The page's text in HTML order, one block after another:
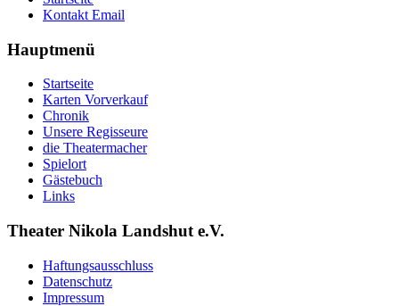
Kontakt Email
Hauptmenü
Startseite
Karten Vorverkauf
Chronik
Unsere Regisseure
die Theatermacher
Spielort
Gästebuch
Links
Theater Nikola Landshut e.V.
Haftungsausschluss
Datenschutz
Impressum